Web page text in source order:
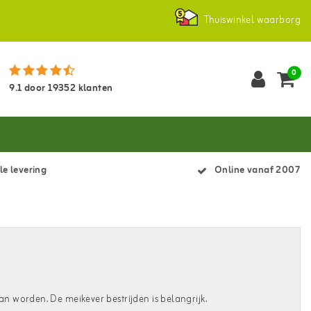
Thuiswinkel waarborg
9.1door19352klanten
0
levering Online vanaf 2007
worden. De meikever bestrijden is belangrijk.